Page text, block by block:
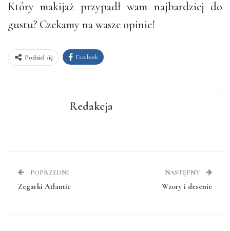
Który makijaż przypadł wam najbardziej do
gustu? Czekamy na wasze opinie!
Podziel się Facebook
Redakcja
POPRZEDNI
Zegarki Atlantic
NASTĘPNY
Wzory i desenie